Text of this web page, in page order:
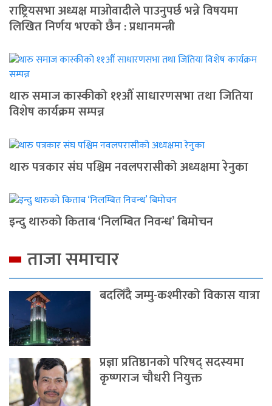
राष्ट्रियसभा अध्यक्ष माओवादीले पाउनुपर्छ भन्ने विषयमा
लिखित निर्णय भएको छैन : प्रधानमन्त्री
थारु समाज कास्कीको ११औं साधारणसभा तथा जितिया
विशेष कार्यक्रम सम्पन्न
थारु पत्रकार संघ पश्चिम नवलपरासीको अध्यक्षमा रेनुका
इन्दु थारुको किताब ‘निलम्बित निवन्ध’ बिमोचन
ताजा समाचार
बदलिँदै जम्मु-कश्मीरको विकास यात्रा
प्रज्ञा प्रतिष्ठानको परिषद् सदस्यमा
कृष्णराज चौधरी नियुक्त